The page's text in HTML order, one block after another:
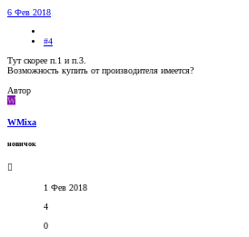
6 Фев 2018
#4
Тут скорее п.1 и п.3.
Возможность купить от производителя имеется?
Автор
W
WMixa
новичок
1 Фев 2018
4
0